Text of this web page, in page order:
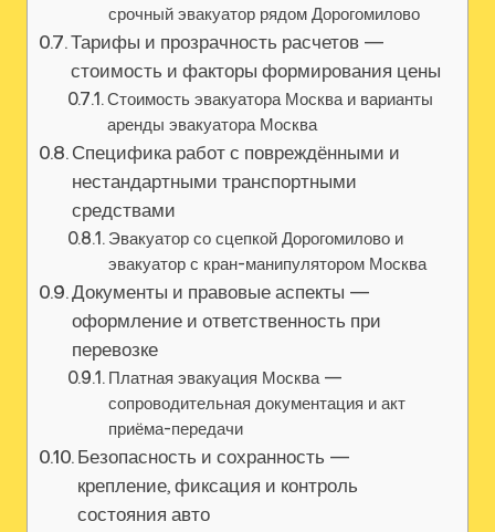
срочный эвакуатор рядом Дорогомилово
Тарифы и прозрачность расчетов —
стоимость и факторы формирования цены
Стоимость эвакуатора Москва и варианты
аренды эвакуатора Москва
Специфика работ с повреждёнными и
нестандартными транспортными
средствами
Эвакуатор со сцепкой Дорогомилово и
эвакуатор с кран-манипулятором Москва
Документы и правовые аспекты —
оформление и ответственность при
перевозке
Платная эвакуация Москва —
сопроводительная документация и акт
приёма-передачи
Безопасность и сохранность —
крепление, фиксация и контроль
состояния авто